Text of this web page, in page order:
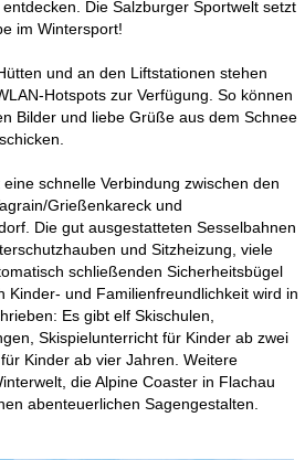
Die Salzburger Sportwelt setzt
im Wintersport!
und an den Liftstationen stehen
Hotspots zur Verfügung. So können
Bilder und liebe Grüße aus dem Schnee
schnelle Verbindung zwischen den
Grießenkareck und
Die gut ausgestatteten Sesselbahnen
und Sitzheizung, viele
schließenden Sicherheitsbügel
Kinder- und Familienfreundlichkeit wird in
Es gibt elf Skischulen,
Skispielunterricht für Kinder ab zwei
Kinder ab vier Jahren. Weitere
die Alpine Coaster in Flachau
abenteuerlichen Sagengestalten.